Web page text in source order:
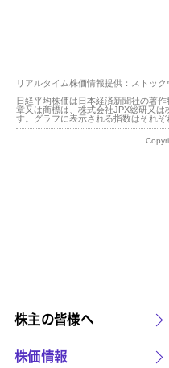
株主の皆様へ
株価情報